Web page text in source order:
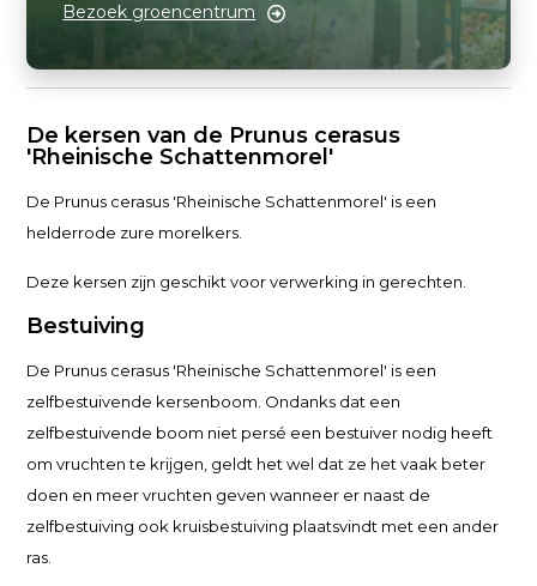
Bezoek groencentrum
De kersen van de Prunus cerasus
'Rheinische Schattenmorel'
De Prunus cerasus 'Rheinische Schattenmorel' is een
helderrode zure morelkers.
Deze kersen zijn geschikt voor verwerking in gerechten.
Bestuiving
De Prunus cerasus 'Rheinische Schattenmorel' is een
zelfbestuivende kersenboom. Ondanks dat een
zelfbestuivende boom niet persé een bestuiver nodig heeft
om vruchten te krijgen, geldt het wel dat ze het vaak beter
doen en meer vruchten geven wanneer er naast de
zelfbestuiving ook kruisbestuiving plaatsvindt met een ander
ras.